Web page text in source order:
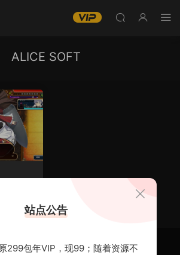
ALICE SOFT
Evenicl
神作声
触手百合
9.9
自豪的采用Modown主题
站点公告
299包年VIP，现99；随着资源不